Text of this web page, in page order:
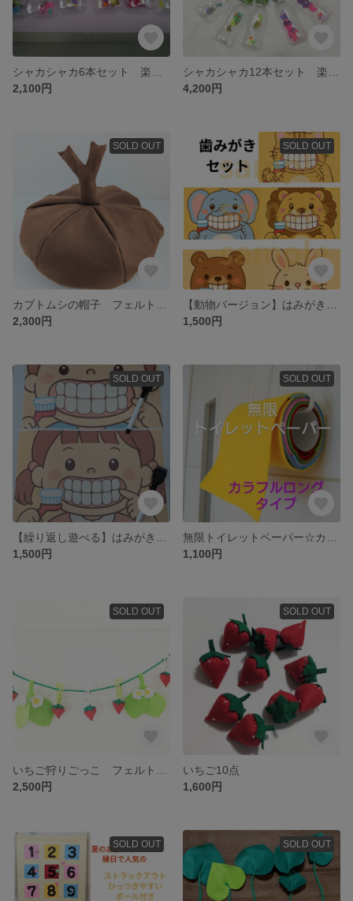
2,100円
4,200円
SOLD OUT
2,300円
SOLD OUT
1,500円
SOLD OUT
1,500円
SOLD OUT
1,100円
SOLD OUT
2,500円
SOLD OUT
いちご10点
1,600円
SOLD OUT SOLD OUT